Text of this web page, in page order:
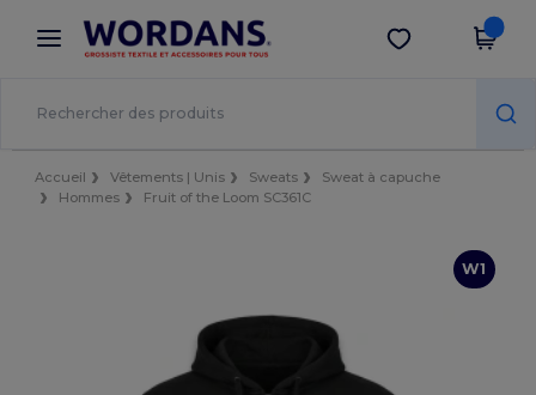
× Appli Wordans
Meilleurs prix sur l’app !
Obtenir l'appli
Accueil Vêtements | Unis Sweats
Sweat à capuche
Hommes
Fruit of the Loom SC361C
W1